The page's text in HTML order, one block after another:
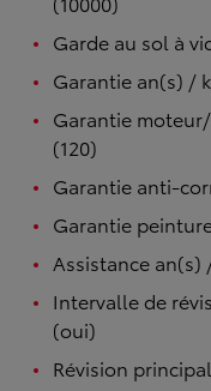
Garde au sol à
Garantie an(s) /
Garantie
(120)
Garantie anti-
Garantie
Assistance an(s)
Intervalle de
(oui)
Révision